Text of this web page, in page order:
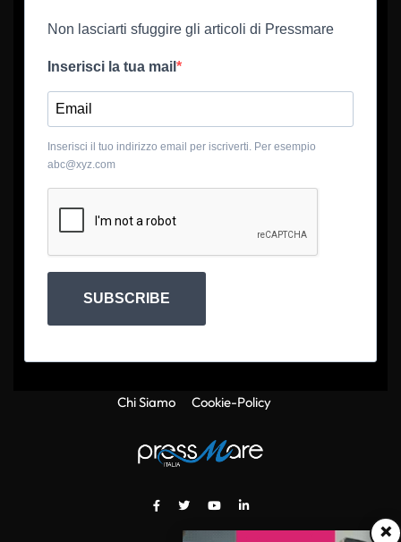
×
Non lasciarti sfuggire gli articoli di Pressmare
Inserisci la tua mail
Inserisci il tuo indirizzo email per iscriverti. Per esempio
abc@xyz.com
SUBSCRIBE
Chi Siamo Cookie-Policy